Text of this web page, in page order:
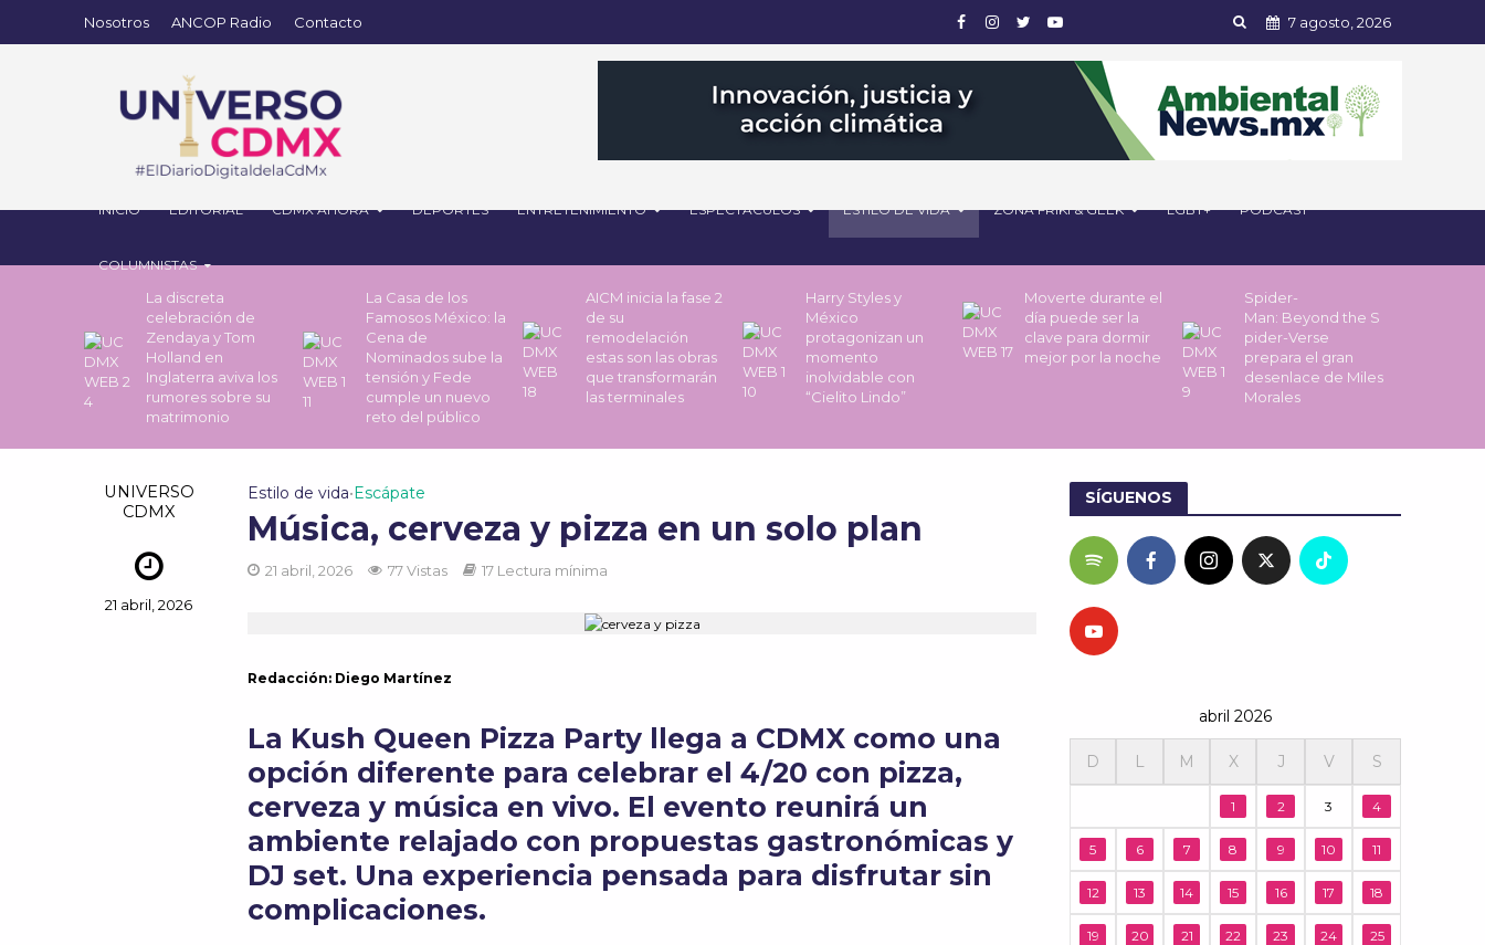
Nosotros ANCOP Radio Contacto 7 agosto, 2026
INICIO EDITORIAL CDMX AHORA DEPORTES ENTRETENIMIENTO ESPECTÁCULOS ESTILO DE VIDA ZONA FRIKI & GEEK LGBT+ PODCAST
COLUMNISTAS
La discreta
celebración de
Zendaya y Tom
Holland en
Inglaterra aviva los
rumores sobre su
matrimonio
La Casa de los
Famosos México: la
Cena de
Nominados sube la
tensión y Fede
cumple un nuevo
reto del público
AICM inicia la fase 2
de su
remodelación
estas son las obras
que transformarán
las terminales
Harry Styles y
México
protagonizan un
momento
inolvidable con
“Cielito Lindo”
Moverte durante el
día puede ser la
clave para dormir
mejor por la noche
Spider-
Man: Beyond the S
pider-Verse
prepara el gran
desenlace de Miles
Morales
UNIVERSO
CDMX
21 abril, 2026
Estilo de vida•Escápate
Música, cerveza y pizza en un solo plan
21 abril, 2026 77 Vistas 17 Lectura mínima
Redacción: Diego Martínez
La Kush Queen Pizza Party llega a CDMX como una
opción diferente para celebrar el 4/20 con pizza,
cerveza y música en vivo. El evento reunirá un
ambiente relajado con propuestas gastronómicas y
DJ set. Una experiencia pensada para disfrutar sin
complicaciones.
SÍGUENOS
abril 2026
D L M X J V S
1 2 3 4
5 6 7 8 9 10 11
12 13 14 15 16 17 18
19 20 21 22 23 24 25